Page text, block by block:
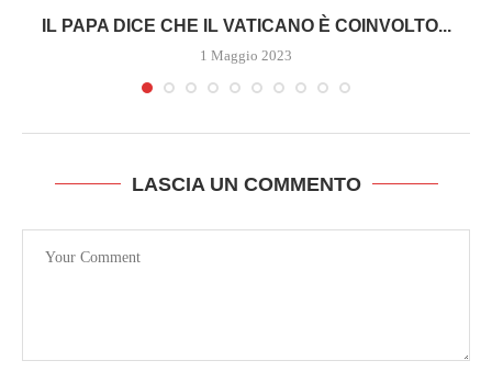
IL PAPA DICE CHE IL VATICANO È COINVOLTO...
1 Maggio 2023
LASCIA UN COMMENTO